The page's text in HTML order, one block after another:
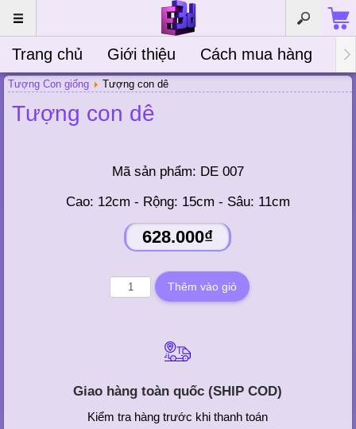
Trang chủ Giới thiệu Cách mua hàng
Tượng Con giống Tượng con dê
Tượng con dê
Mã sản phẩm: DE 007
Cao: 12cm - Rộng: 15cm - Sâu: 11cm
628.000₫
Giao hàng toàn quốc (SHIP COD)
Kiểm tra hàng trước khi thanh toán